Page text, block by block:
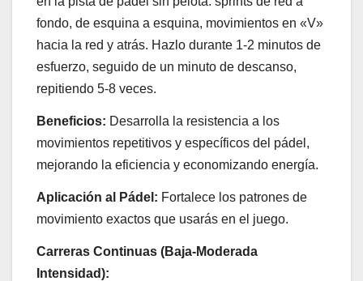
fondo, de esquina a esquina, movimientos en «V»
hacia la red y atrás. Hazlo durante 1-2 minutos de
esfuerzo, seguido de un minuto de descanso,
repitiendo 5-8 veces.
Beneficios: Desarrolla la resistencia a los
movimientos repetitivos y específicos del pádel,
mejorando la eficiencia y economizando energía.
Aplicación al Pádel: Fortalece los patrones de
movimiento exactos que usarás en el juego.
Carreras Continuas (Baja-Moderada
Intensidad):